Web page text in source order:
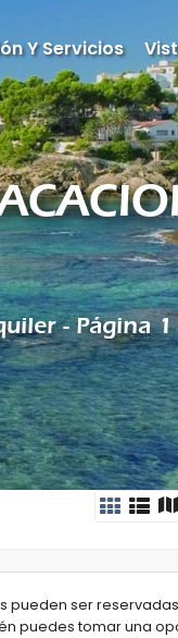
- Página 1
pueden ser
tomar una
Y Servicios